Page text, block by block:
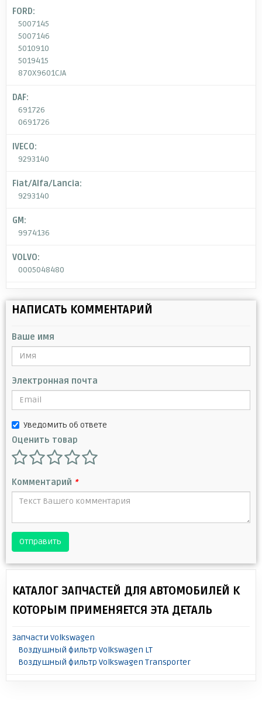
FORD:
5007145
5007146
5010910
5019415
870X9601CJA
DAF:
691726
0691726
IVECO:
9293140
Fiat/Alfa/Lancia:
9293140
GM:
9974136
VOLVO:
0005048480
НАПИСАТЬ КОММЕНТАРИЙ
Ваше имя
Электронная почта
Уведомить об ответе
Оценить товар
Комментарий *
Отправить
КАТАЛОГ ЗАПЧАСТЕЙ ДЛЯ АВТОМОБИЛЕЙ К
КОТОРЫМ ПРИМЕНЯЕТСЯ ЭТА ДЕТАЛЬ
Запчасти Volkswagen
Воздушный фильтр Volkswagen LT
Воздушный фильтр Volkswagen Transporter